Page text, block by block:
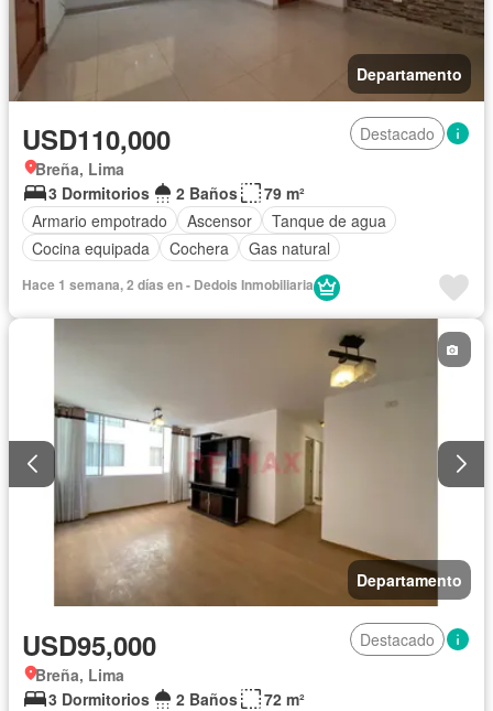
Departamento
USD110,000
Destacado
Breña, Lima
3 Dormitorios
2 Baños
79 m²
Armario empotrado
Ascensor
Tanque de agua
Cocina equipada
Cochera Gas natural
Hace 1 semana, 2 días en - Dedois Inmobiliaria
Departamento
USD95,000
Destacado
Breña, Lima
3 Dormitorios
2 Baños 72 m²